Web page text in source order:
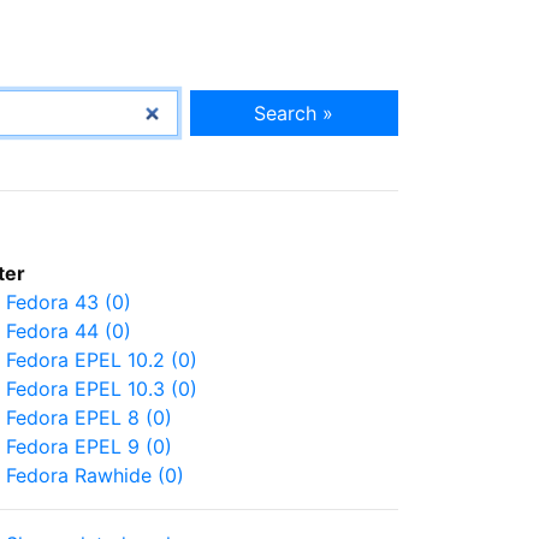
Search »
Fedora 43 (0)
Fedora 44 (0)
Fedora EPEL 10.2 (0)
Fedora EPEL 10.3 (0)
Fedora EPEL 8 (0)
Fedora EPEL 9 (0)
Fedora Rawhide (0)